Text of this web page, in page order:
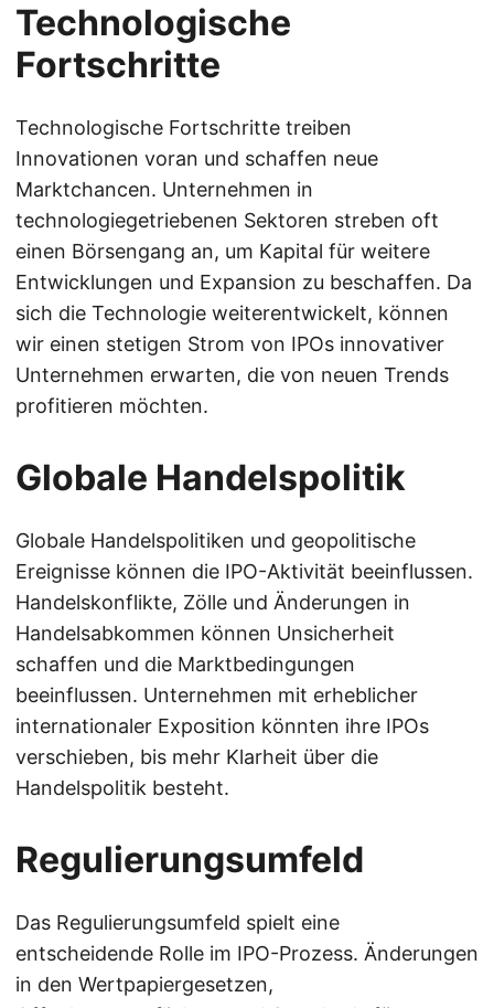
Technologische
Fortschritte
Technologische Fortschritte treiben
Innovationen voran und schaffen neue
Marktchancen. Unternehmen in
technologiegetriebenen Sektoren streben oft
einen Börsengang an, um Kapital für weitere
Entwicklungen und Expansion zu beschaffen. Da
sich die Technologie weiterentwickelt, können
wir einen stetigen Strom von IPOs innovativer
Unternehmen erwarten, die von neuen Trends
profitieren möchten.
Globale Handelspolitik
Globale Handelspolitiken und geopolitische
Ereignisse können die IPO-Aktivität beeinflussen.
Handelskonflikte, Zölle und Änderungen in
Handelsabkommen können Unsicherheit
schaffen und die Marktbedingungen
beeinflussen. Unternehmen mit erheblicher
internationaler Exposition könnten ihre IPOs
verschieben, bis mehr Klarheit über die
Handelspolitik besteht.
Regulierungsumfeld
Das Regulierungsumfeld spielt eine
entscheidende Rolle im IPO-Prozess. Änderungen
in den Wertpapiergesetzen,